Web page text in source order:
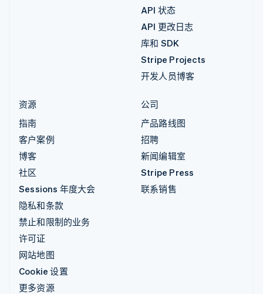
API 状态
API 更改日志
库和 SDK
Stripe Projects
开发人员博客
资源
指南
客户案例
博客
社区
Sessions 年度大会
隐私和条款
禁止和限制的业务
许可证
网站地图
Cookie 设置
更多资源
公司
产品路线图
招聘
新闻编辑室
Stripe Press
联系销售